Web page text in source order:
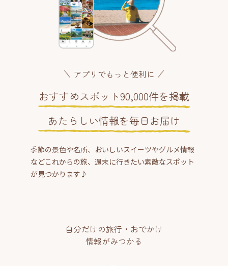
アプリでもっと便利に
おすすめスポット90,000件を掲載
あたらしい情報を毎日お届け
季節の景色や名所、おいしいスイーツやグルメ情報
などこれからの旅、週末に行きたい素敵なスポット
が見つかります♪
自分だけの旅行・おでかけ
情報がみつかる